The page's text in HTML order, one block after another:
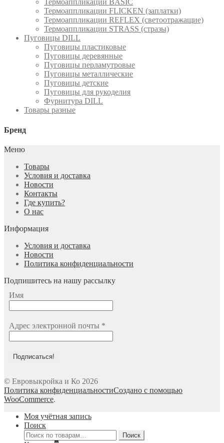
Термоаппликации BASIC
Термоаппликации FLICKEN (заплатки)
Термоаппликации REFLEX (светоотражащие)
Термоаппликации STRASS (стразы)
Пуговицы DILL
Пуговицы пластиковые
Пуговицы деревянные
Пуговицы перламутровые
Пуговицы металлические
Пуговицы детские
Пуговицы для рукоделия
Фурнитура DILL
Товары разные
Бренд
Меню
Товары
Условия и доставка
Новости
Контакты
Где купить?
О нас
Информация
Условия и доставка
Новости
Политика конфиденциальности
Подпишитесь на нашу рассылку
Имя
Адрес электронной почты *
© Евровыкройка и Ко 2026
Политика конфиденциальностиСоздано с помощью
WooCommerce.
Моя учётная запись
Поиск
Искать:
Поиск